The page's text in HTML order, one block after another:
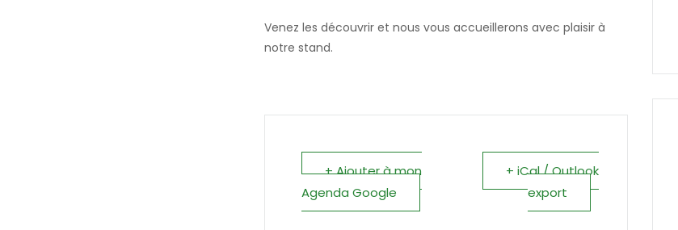
Venez les découvrir et nous vous accueillerons avec plaisir à
notre stand.
+ Ajouter à mon
Agenda Google
+ iCal / Outlook
export